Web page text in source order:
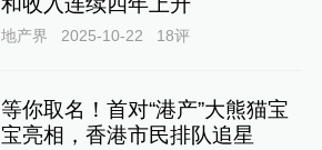
地产界 2025-10-22 18评
等你取名！首对“港产”大熊猫宝
宝亮相，香港市民排队追星